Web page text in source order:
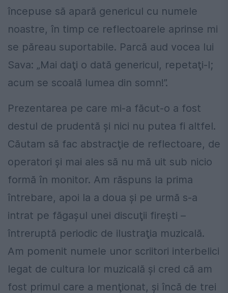
începuse să apară genericul cu numele
noastre, în timp ce reflectoarele aprinse mi
se păreau suportabile. Parcă aud vocea lui
Sava: „Mai daţi o dată genericul, repetaţi-l;
acum se scoală lumea din somn!”.
Prezentarea pe care mi-a făcut-o a fost
destul de prudentă şi nici nu putea fi altfel.
Căutam să fac abstracţie de reflectoare, de
operatori şi mai ales să nu mă uit sub nicio
formă în monitor. Am răspuns la prima
întrebare, apoi la a doua şi pe urmă s-a
intrat pe făgaşul unei discuţii fireşti –
întreruptă periodic de ilustraţia muzicală.
Am pomenit numele unor scriitori interbelici
legat de cultura lor muzicală şi cred că am
fost primul care a menţionat, şi încă de trei